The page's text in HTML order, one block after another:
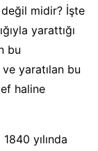
midir? İşte
yarattığı
bu
yaratılan bu
haline
yılında